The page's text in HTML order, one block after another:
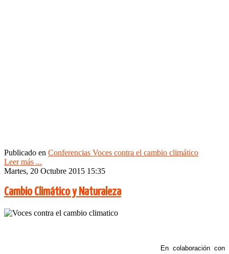
Publicado en Conferencias Voces contra el cambio climático
Leer más ...
Martes, 20 Octubre 2015 15:35
Cambio Climático y Naturaleza
En colaboración con